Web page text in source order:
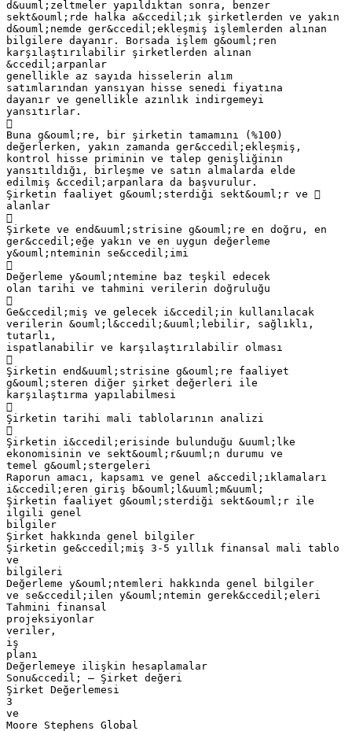
d&uuml;zeltmeler yapıldıktan sonra, benzer
sekt&ouml;rde halka a&ccedil;ık şirketlerden ve yakın
d&ouml;nemde ger&ccedil;ekleşmiş işlemlerden alınan
bilgilere dayanır. Borsada işlem g&ouml;ren
karşılaştırılabilir şirketlerden alınan
&ccedil;arpanlar
genellikle az sayıda hisselerin alım
satımlarından yansıyan hisse senedi fiyatına
dayanır ve genellikle azınlık indirgemeyi
yansıtırlar.

Buna g&ouml;re, bir şirketin tamamını (%100)
değerlerken, yakın zamanda ger&ccedil;ekleşmiş,
kontrol hisse priminin ve talep genişliğinin
yansıtıldığı, birleşme ve satın almalarda elde
edilmiş &ccedil;arpanlara da başvurulur.
Şirketin faaliyet g&ouml;sterdiği sekt&ouml;r ve 
alanlar

Şirkete ve end&uuml;strisine g&ouml;re en doğru, en
ger&ccedil;eğe yakın ve en uygun değerleme
y&ouml;nteminin se&ccedil;imi

Değerleme y&ouml;ntemine baz teşkil edecek
olan tarihi ve tahmini verilerin doğruluğu

Ge&ccedil;miş ve gelecek i&ccedil;in kullanılacak
verilerin &ouml;l&ccedil;&uuml;lebilir, sağlıklı,
tutarlı,
ispatlanabilir ve karşılaştırılabilir olması

Şirketin end&uuml;strisine g&ouml;re faaliyet
g&ouml;steren diğer şirket değerleri ile
karşılaştırma yapılabilmesi

Şirketin tarihi mali tablolarının analizi

Şirketin i&ccedil;erisinde bulunduğu &uuml;lke
ekonomisinin ve sekt&ouml;r&uuml;n durumu ve
temel g&ouml;stergeleri
Raporun amacı, kapsamı ve genel a&ccedil;ıklamaları
i&ccedil;eren giriş b&ouml;l&uuml;m&uuml;
Şirketin faaliyet g&ouml;sterdiği sekt&ouml;r ile
ilgili genel
bilgiler
Şirket hakkında genel bilgiler
Şirketin ge&ccedil;miş 3-5 yıllık finansal mali tablo
ve
bilgileri
Değerleme y&ouml;ntemleri hakkında genel bilgiler
ve se&ccedil;ilen y&ouml;ntemin gerek&ccedil;eleri
Tahmini finansal
projeksiyonlar
veriler,
iş
planı
Değerlemeye ilişkin hesaplamalar
Sonu&ccedil; – Şirket değeri
Şirket Değerlemesi
3
ve
Moore Stephens Global